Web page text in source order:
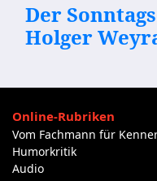
Der
Holger
Online-Rubriken
Vom Fachmann für
Humorkritik
Audio